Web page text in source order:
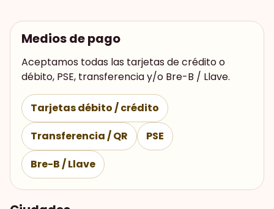
Medios de pago
Aceptamos todas las tarjetas de crédito o
débito, PSE, transferencia y/o Bre-B / Llave.
Tarjetas débito / crédito
Transferencia / QR
PSE
Bre-B / Llave